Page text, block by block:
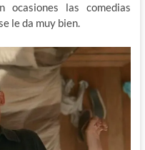
ocasiones las comedias
le da muy bien.